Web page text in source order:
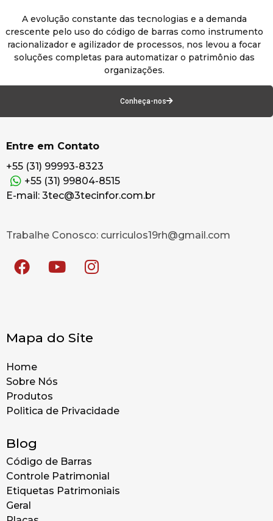
A evolução constante das tecnologias e a demanda
crescente pelo uso do código de barras como instrumento
racionalizador e agilizador de processos, nos levou a focar
soluções completas para automatizar o patrimônio das
organizações.
Conheça-nos
Entre em Contato
+55 (31) 99993-8323
+55 (31) 99804-8515
E-mail: 3tec@3tecinfor.com.br
Trabalhe Conosco: curriculos19rh@gmail.com
Mapa do Site
Home
Sobre Nós
Produtos
Politica de Privacidade
Blog
Código de Barras
Controle Patrimonial
Etiquetas Patrimoniais
Geral